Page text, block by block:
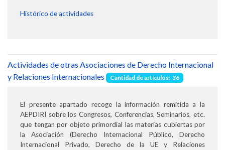
Histórico de actividades
Actividades de otras Asociaciones de Derecho Internacional
y Relaciones Internacionales
Cantidad de artículos: 36
El presente apartado recoge la información remitida a la
AEPDIRI sobre los Congresos, Conferencias, Seminarios, etc.
que tengan por objeto primordial las materias cubiertas por
la Asociación (Derecho Internacional Público, Derecho
Internacional Privado, Derecho de la UE y Relaciones